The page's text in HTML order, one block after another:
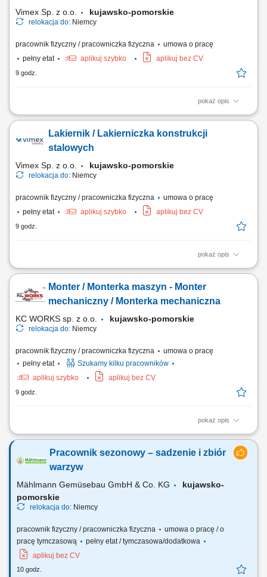
Vimex Sp. z o.o. kujawsko-pomorskie
relokacja do: Niemcy
pracownik fizyczny / pracowniczka fizyczna
umowa o pracę
pełny etat
aplikuj szybko aplikuj bez CV
9 godz.
pokaż opis
Zakres obowiązków: oczyszczanie i wykańczanie odlewów wykonanych
narzędzi i urządzeń; kontrola jakości wykonywanych elementów na
swoim stanowisku pracy; dbanie o wysoką jakość oraz zgodność
Lakiernik / Lakierniczka konstrukcji
stalowych
Vimex Sp. z o.o. kujawsko-pomorskie
relokacja do: Niemcy
pracownik fizyczny / pracowniczka fizyczna
umowa o pracę
pełny etat
aplikuj szybko aplikuj bez CV
9 godz.
pokaż opis
Zakres obowiązków: przygotowywanie elementów stalowych do
rdzy i innych zanieczyszczeń; wykonywanie prac związanych ze
śrutowaniem konstrukcji stalowych; przygotowanie elementów do
Monter / Monterka maszyn - Monter
mechaniczny / Monterka mechaniczna
KC WORKS sp. z o.o. kujawsko-pomorskie
relokacja do: Niemcy
pracownik fizyczny / pracowniczka fizyczna
umowa o pracę
pełny etat
Szukamy kilku pracowników
aplikuj szybko
aplikuj bez CV
9 godz.
pokaż opis
Praca obejmuje międzynarodowe montaże, instalacje oraz prace
serwisowe u klientów, głównie na terenie Europy. Zakres obowiązków
Montaż mechaniczny maszyn i urządzeń przemysłowych; Montaż
podzespołów mechanicznych, konstrukcji stalowych, rurociągów,
Pracownik sezonowy – sadzenie i zbiór
warzyw
Mählmann Gemüsebau GmbH & Co. KG
kujawsko-
pomorskie
relokacja do: Niemcy
pracownik fizyczny / pracowniczka fizyczna
umowa o pracę / o
pracę tymczasową
pełny etat / tymczasowa/dodatkowa
aplikuj bez CV
10 godz.